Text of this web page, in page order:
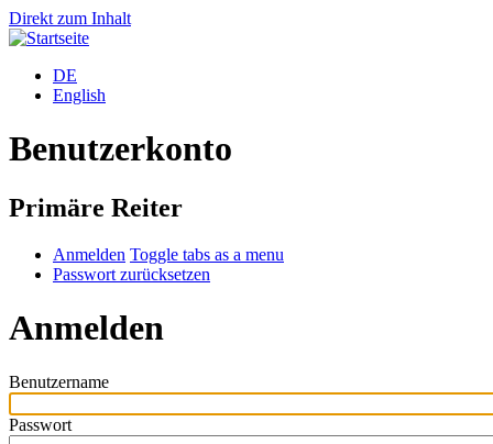
Direkt zum Inhalt
DE
English
Benutzerkonto
Primäre Reiter
Anmelden Toggle tabs as a menu
Passwort zurücksetzen
Anmelden
Benutzername
Passwort